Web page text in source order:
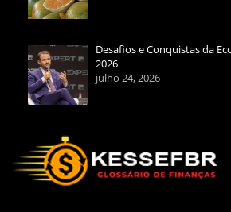
Desafios e Conquistas da
2026
julho 24, 2026